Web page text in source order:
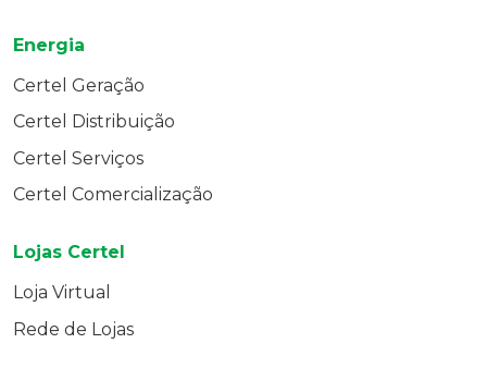
Energia
Certel Geração
Certel Distribuição
Certel Serviços
Certel Comercialização
Lojas Certel
Loja Virtual
Rede de Lojas